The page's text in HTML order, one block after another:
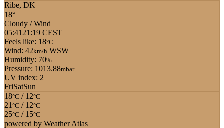
Ribe, DK
18°
Cloudy / Wind
05:41 21:19 CEST
Feels like: 18°C
Wind: 42km/h WSW
Humidity: 70%
Pressure: 1013.88mbar
UV index: 2
FriSatSun
18°C / 12°C
21 °C / 12°C
25°C / 15°C
powered by Weather Atlas